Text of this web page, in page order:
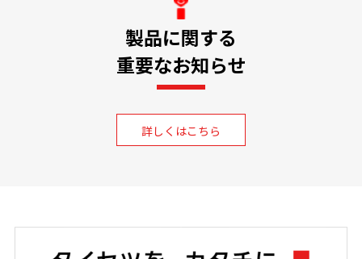
製品に関する
重要なお知らせ
詳しくはこちら